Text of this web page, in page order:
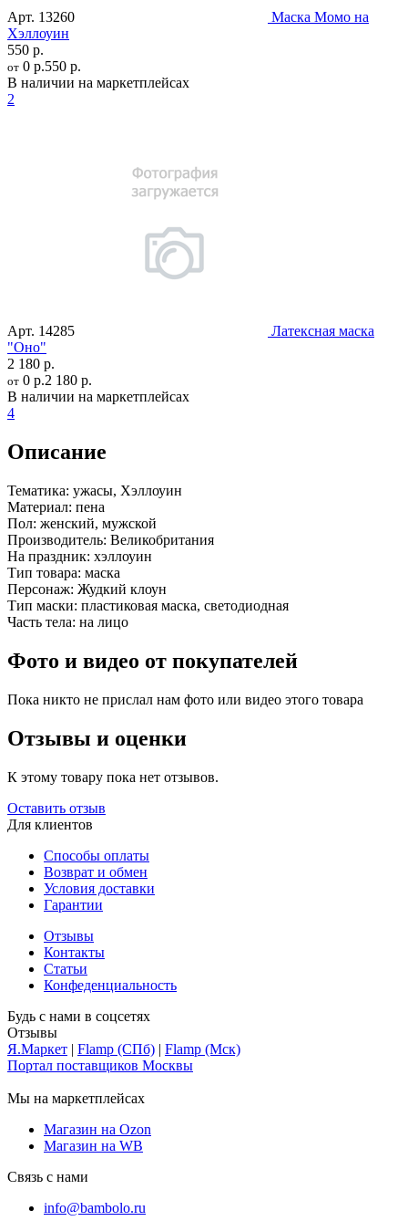
Арт. 13260
Маска Момо на
Хэллоуин
550 р.
от 0 р.550 р.
В наличии на маркетплейсах
2
Арт. 14285
Латексная маска
"Оно"
2 180 р.
от 0 р.2 180 р.
В наличии на маркетплейсах
4
Описание
Тематика: ужасы, Хэллоуин
Материал: пена
Пол: женский, мужской
Производитель: Великобритания
На праздник: хэллоуин
Тип товара: маска
Персонаж: Жудкий клоун
Тип маски: пластиковая маска, светодиодная
Часть тела: на лицо
Фото и видео от покупателей
Пока никто не прислал нам фото или видео этого товара
Отзывы и оценки
К этому товару пока нет отзывов.
Оставить отзыв
Для клиентов
Способы оплаты
Возврат и обмен
Условия доставки
Гарантии
Отзывы
Контакты
Статьи
Конфеденциальность
Будь с нами в соцсетях
Отзывы
Я.Маркет | Flamp (СПб) | Flamp (Мск)
Портал поставщиков Москвы
Мы на маркетплейсах
Магазин на Ozon
Магазин на WB
Связь с нами
info@bambolo.ru